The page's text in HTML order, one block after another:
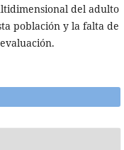
del adulto
población y la falta de